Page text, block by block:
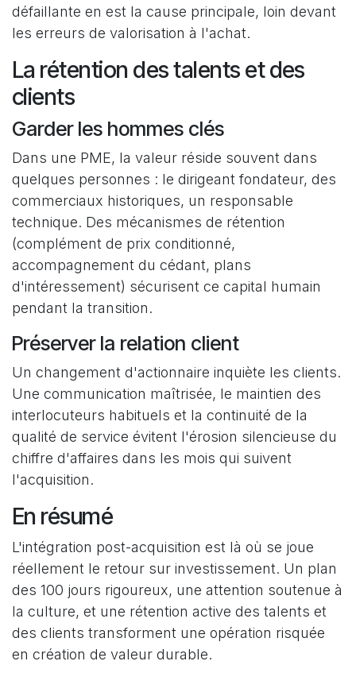
défaillante en est la cause principale, loin devant
les erreurs de valorisation à l'achat.
La rétention des talents et des
clients
Garder les hommes clés
Dans une PME, la valeur réside souvent dans
quelques personnes : le dirigeant fondateur, des
commerciaux historiques, un responsable
technique. Des mécanismes de rétention
(complément de prix conditionné,
accompagnement du cédant, plans
d'intéressement) sécurisent ce capital humain
pendant la transition.
Préserver la relation client
Un changement d'actionnaire inquiète les clients.
Une communication maîtrisée, le maintien des
interlocuteurs habituels et la continuité de la
qualité de service évitent l'érosion silencieuse du
chiffre d'affaires dans les mois qui suivent
l'acquisition.
En résumé
L'intégration post-acquisition est là où se joue
réellement le retour sur investissement. Un plan
des 100 jours rigoureux, une attention soutenue à
la culture, et une rétention active des talents et
des clients transforment une opération risquée
en création de valeur durable.